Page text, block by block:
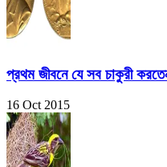
প্রথম জীবনে যে সব চাকুরী
16 Oct 2015